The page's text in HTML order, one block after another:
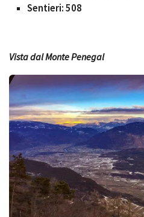
Sentieri: 508
Vista dal Monte Penegal